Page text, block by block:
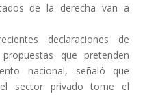
de la derecha van a
declaraciones de
que pretenden
nacional, señaló que
sector privado tome el